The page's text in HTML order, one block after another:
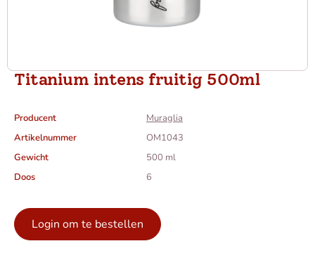
Titanium intens fruitig 500ml
Producent
Muraglia
Artikelnummer
OM1043
Gewicht
500 ml
Doos
6
Login om te bestellen